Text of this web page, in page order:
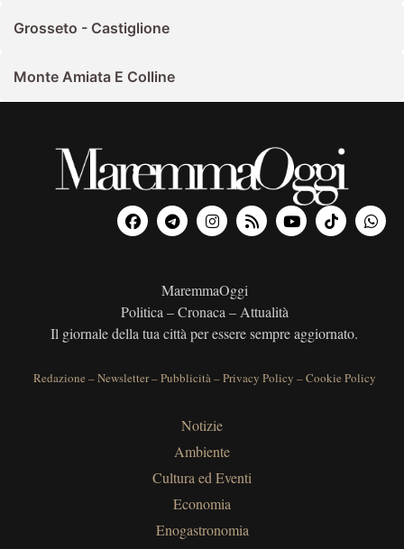
Grosseto - Castiglione
Monte Amiata E Colline
MaremmaOggi
Politica – Cronaca – Attualità
Il giornale della tua città per essere sempre aggiornato.
Redazione –Newsletter–Pubblicità–Privacy Policy –Cookie Policy
Notizie
Ambiente
Cultura ed Eventi
Economia
Enogastronomia